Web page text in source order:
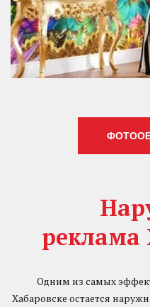
реклама
Одним из самых
Хабаровске остается